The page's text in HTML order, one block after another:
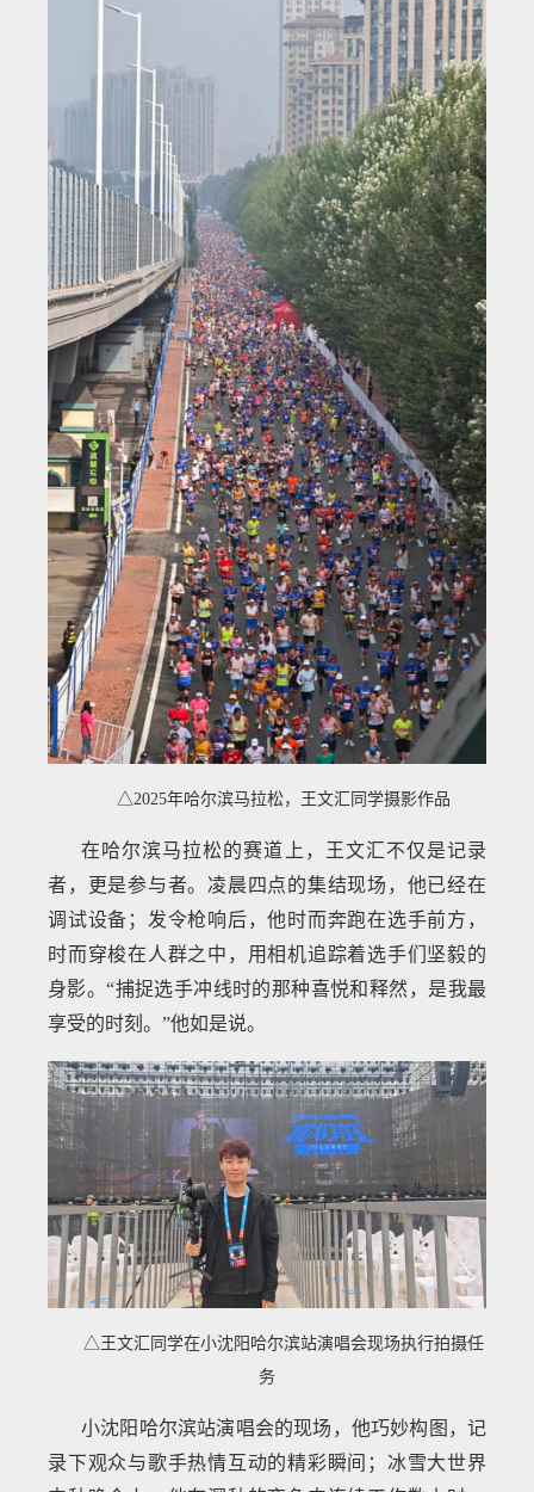
△2025年哈尔滨马拉松，王文汇同学摄影作品
在哈尔滨马拉松的赛道上，王文汇不仅是记录
者，更是参与者。凌晨四点的集结现场，他已经在
调试设备；发令枪响后，他时而奔跑在选手前方，
时而穿梭在人群之中，用相机追踪着选手们坚毅的
身影。“捕捉选手冲线时的那种喜悦和释然，是我最
享受的时刻。”他如是说。
△王文汇同学在小沈阳哈尔滨站演唱会现场执行拍摄任
务
小沈阳哈尔滨站演唱会的现场，他巧妙构图，记
录下观众与歌手热情互动的精彩瞬间；冰雪大世界